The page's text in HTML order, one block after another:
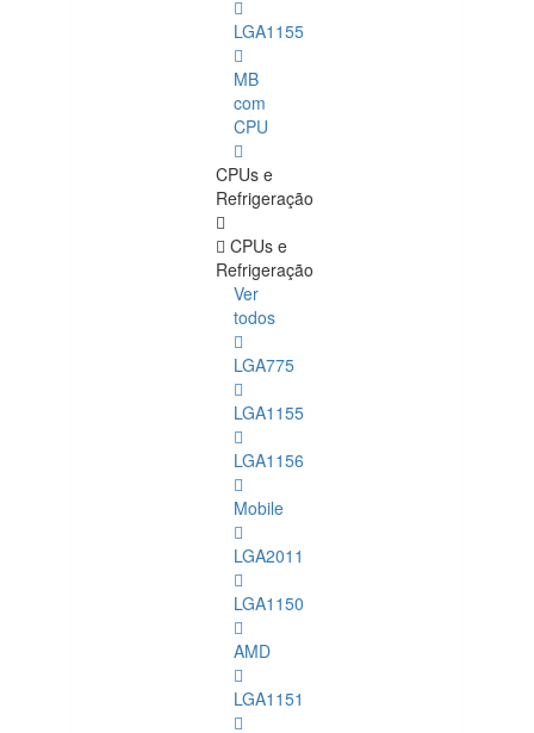
LGA1155
MB
com
CPU
CPUs e
Refrigeração
CPUs e
Refrigeração
Ver
todos
LGA775
LGA1155
LGA1156
Mobile
LGA2011
LGA1150
AMD
LGA1151